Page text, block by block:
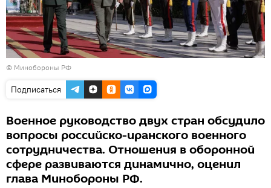
© Минобороны РФ
Подписаться
Военное руководство двух стран обсудило
вопросы российско-иранского военного
сотрудничества. Отношения в оборонной
сфере развиваются динамично, оценил
глава Минобороны РФ.